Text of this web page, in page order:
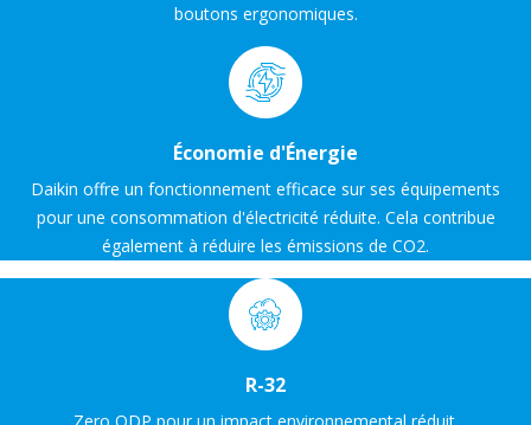
boutons ergonomiques.
Économie d'Énergie
Daikin offre un fonctionnement efficace sur ses équipements
pour une consommation d'électricité réduite. Cela contribue
également à réduire les émissions de CO2.
R-32